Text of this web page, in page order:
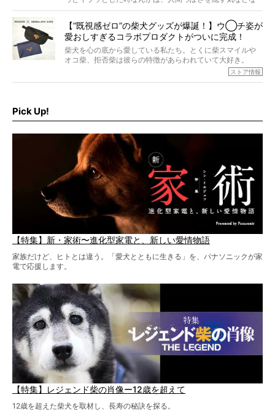
いように見えます。もしかして本当の本当は、中身は人間
【“既視感ゼロ”の柴犬グッズが爆誕！】ウ◯チ姿が
愛おしすぎるコラボプロダクトがついに完成！
柴犬を心の底から愛している私たち。とくに柴スマイルや
オコ柴、拒否柴は彼らの特徴があらわれていて大好き。
でもちょっと待て…もうひとつ、忘れてはならない愛おしい
ストア情報
Pick Up!
【特集】新・家術〜進化型家電と、新しい愛情物語
家族だけど、ヒトとは違う。「愛犬とともに生きる」を、パナソニックが家
電で応援します。
【特集】レジェンド柴の肖像ー12歳を超えて
12歳を超えた柴犬を取材し、長寿の秘訣を探る。